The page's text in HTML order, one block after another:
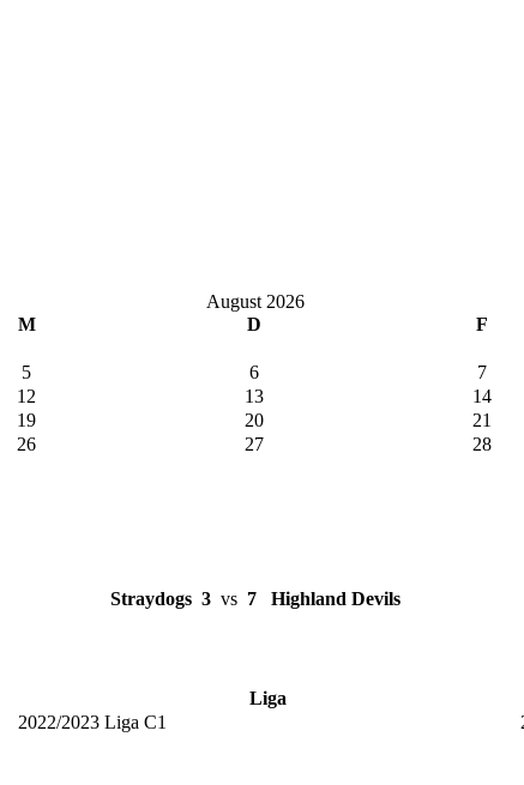
August 2026
M D F
5 6 7
12 13 14
19 20 21
26 27 28
Straydogs 3 vs 7 Highland Devils
Liga
2022/2023 Liga C1